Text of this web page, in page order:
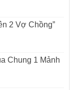
2 Vợ Chồng”
Chung 1 Mảnh